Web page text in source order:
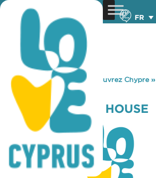
FR
You are here: Home »Découvrez Chypre»
GEITONIA GRILL HOUSE
GEITONIA GRILL HOUSE